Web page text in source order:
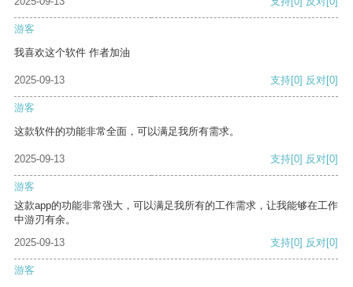
游客
我喜欢这个软件 作者加油
2025-09-13 支持[0] 反对[0]
游客
这款软件的功能非常全面，可以满足我所有需求。
2025-09-13 支持[0] 反对[0]
游客
这款app的功能非常强大，可以满足我所有的工作需求，让我能够在工作
中游刃有余。
2025-09-13
支持[0] 反对[0]
游客